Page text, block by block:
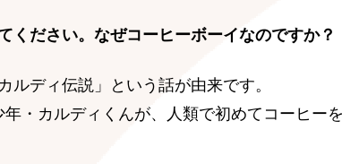
ください。なぜコーヒーボーイなのですか？
ルディ伝説」という話が由来です。
・カルディくんが、人類で初めてコーヒー